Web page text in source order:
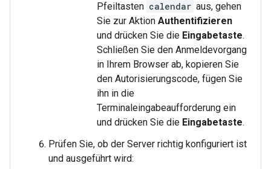
Pfeiltasten calendar aus, gehen
Sie zur Aktion Authentifizieren
und drücken Sie die Eingabetaste.
Schließen Sie den Anmeldevorgang
in Ihrem Browser ab, kopieren Sie
den Autorisierungscode, fügen Sie
ihn in die
Terminaleingabeaufforderung ein
und drücken Sie die Eingabetaste.
Prüfen Sie, ob der Server richtig konfiguriert ist
und ausgeführt wird: